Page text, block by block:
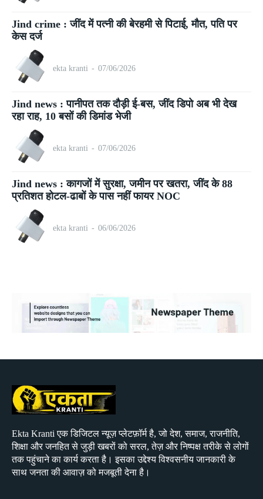
Jind crime : जींद में पत्नी की बेरहमी से पिटाई, मौत, पति पर
केस दर्ज
ekta kranti - 07/06/2026
Jind news : पानीपत तक दौड़ी ई-बस, जींद डिपो अब भी देख
रहा राह, 10 बसों की डिमांड भेजी
ekta kranti - 07/06/2026
Jind news : कागजों में सुरक्षा, जमीन पर खतरा, जींद के 88
प्रतिशत होटल-ढाबों के पास नहीं फायर NOC
ekta kranti - 06/06/2026
Ekta Kranti एक डिजिटल न्यूज़ प्लेटफ़ॉर्म है, जो देश, समाज, राजनीति,
शिक्षा और जनहित से जुड़ी खबरों को सरल, तेज़ और निष्पक्ष तरीके से लोगों
तक पहुंचाने का कार्य करता है। इसका उद्देश्य विश्वसनीय जानकारी के
साथ जनता की आवाज़ को मजबूती देना है।